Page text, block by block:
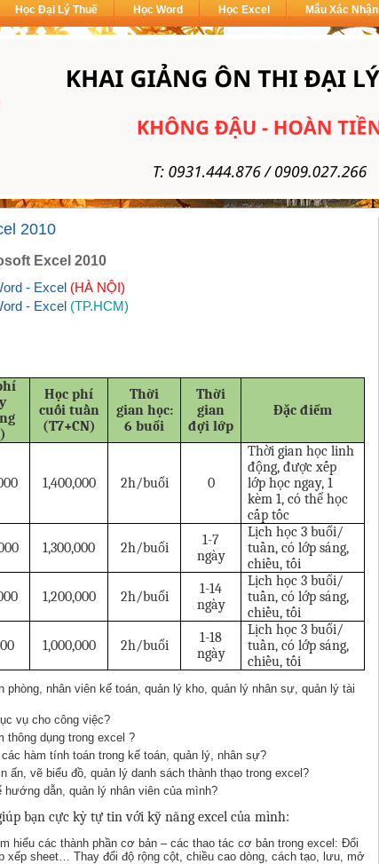
Học Đại Lý Thuế Học Word Học Excel Mẫu Xác Nhận
2010
Excel 2010
- Excel (HÀ NỘI)
- Excel (TP.HCM)
Học phí
cuối tuần
(T7+CN)
Thời
gian học:
6 buổi
Thời
gian
đợi lớp
Đặc điểm
1,400,000 2h/buổi 0
Thời gian học linh
động, được xếp
lớp học ngay, 1
kèm 1, có thể học
cấp tốc
1,300,000 2h/buổi
1-7
ngày
Lịch học 3 buổi/
tuần, có lớp sáng,
chiều, tối
1,200,000 2h/buổi
1-14
ngày
Lịch học 3 buổi/
tuần, có lớp sáng,
chiều, tối
1,000,000 2h/buổi
1-18
ngày
Lịch học 3 buổi/
tuần, có lớp sáng,
chiều, tối
phòng, nhân viên kế toán, quản lý kho, quản lý nhân sự, quản lý tài
vụ cho công việc?
thông dụng trong excel ?
hàm tính toán trong kế toán, quản lý, nhân sự?
ấn, vẽ biểu đồ, quản lý danh sách thành thạo trong excel?
hướng dẫn, quản lý nhân viên của mình?
bạn cực kỳ tự tin với kỹ năng excel của mình:
hiểu các thành phần cơ bản – các thao tác cơ bản trong excel: Đổi
xếp sheet… Thay đổi độ rộng cột, chiều cao dòng, cách tạo, lưu, mở